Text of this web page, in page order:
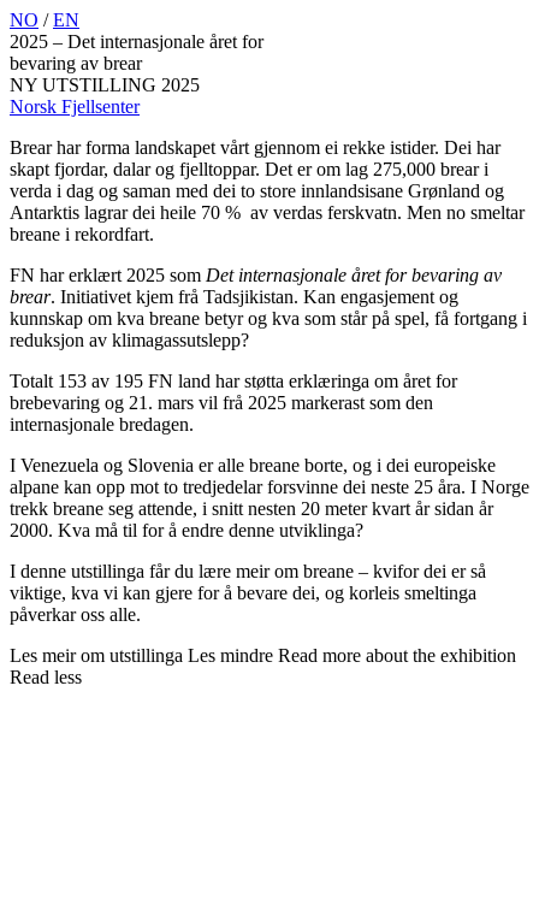
Skip
to
main
content
NO /EN
2025 – Det internasjonale året for
bevaring av brear
NY UTSTILLING 2025
Norsk Fjellsenter
Brear har forma landskapet vårt gjennom ei rekke istider. Dei har
skapt fjordar, dalar og fjelltoppar. Det er om lag 275,000 brear i
verda i dag og saman med dei to store innlandsisane Grønland og
Antarktis lagrar dei heile 70 % av verdas ferskvatn. Men no smeltar
breane i rekordfart.
FN har erklært 2025 som Det internasjonale året for bevaring av
brear. Initiativet kjem frå Tadsjikistan. Kan engasjement og
kunnskap om kva breane betyr og kva som står på spel, få fortgang i
reduksjon av klimagassutslepp?
Totalt 153 av 195 FN land har støtta erklæringa om året for
brebevaring og 21. mars vil frå 2025 markerast som den
internasjonale bredagen.
I Venezuela og Slovenia er alle breane borte, og i dei europeiske
alpane kan opp mot to tredjedelar forsvinne dei neste 25 åra. I Norge
trekk breane seg attende, i snitt nesten 20 meter kvart år sidan år
2000. Kva må til for å endre denne utviklinga?
I denne utstillinga får du lære meir om breane – kvifor dei er så
viktige, kva vi kan gjere for å bevare dei, og korleis smeltinga
påverkar oss alle.
Les meir om utstillinga Les mindre Read more about the exhibition
Read less